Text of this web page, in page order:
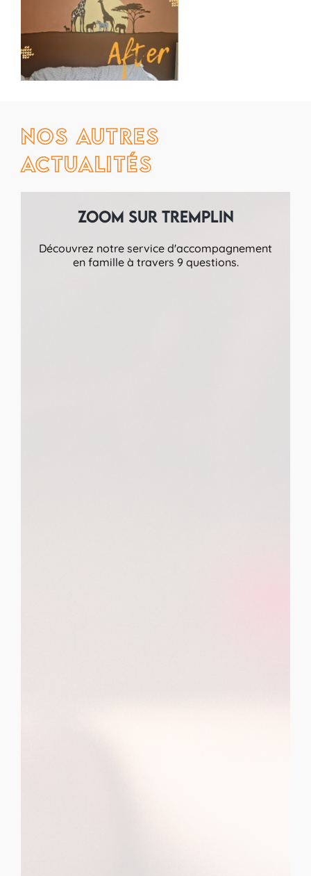
Nos autres
actualités
Zoom sur Tremplin
Découvrez notre service d'accompagnement
en famille à travers 9 questions.